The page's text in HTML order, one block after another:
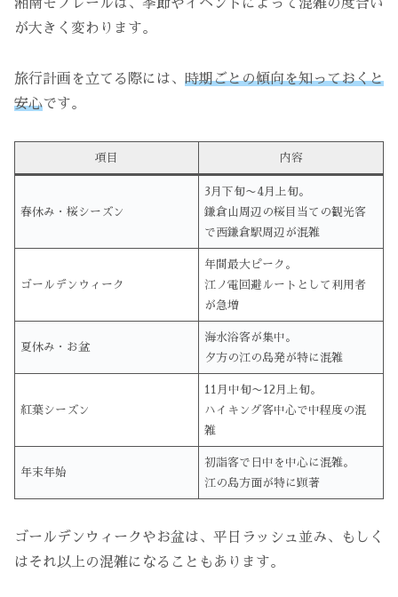
湘南モノレールは、季節やイベントによって混雑の度合い
が大きく変わります。
旅行計画を立てる際には、 時期ごとの傾向を知っておくと
安心です。
項目 内容
春休み・桜シーズン
3月下旬〜4月上旬。
鎌倉山周辺の桜目当ての観光客
で西鎌倉駅周辺が混雑
ゴールデンウィーク
年間最大ピーク。
江ノ電回避ルートとして利用者
が急増
夏休み・お盆
海水浴客が集中。
夕方の江の島発が特に混雑
紅葉シーズン
11月中旬〜12月上旬。
ハイキング客中心で中程度の混
雑
年末年始
初詣客で日中を中心に混雑。
江の島方面が特に顕著
ゴールデンウィークやお盆は、平日ラッシュ並み、もしく
はそれ以上の混雑になることもあります。